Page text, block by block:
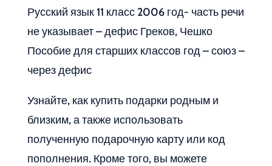
Русский язык 11 класс 2006 год- часть речи
не указывает – дефис Греков, Чешко
Пособие для старших классов год – союз –
через дефис
Узнайте, как купить подарки родным и
близким, а также использовать
полученную подарочную карту или код
пополнения. Кроме того, вы можете